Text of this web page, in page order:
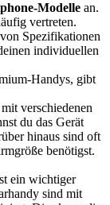
Modelle an.
vertreten.
Spezifikationen
individuellen
Handys, gibt
verschiedenen
du das Gerät
hinaus sind oft
benötigst.
ein wichtiger
sind mit